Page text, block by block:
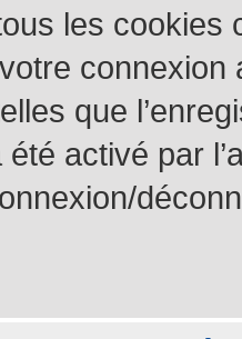
les cookies
que
activé par